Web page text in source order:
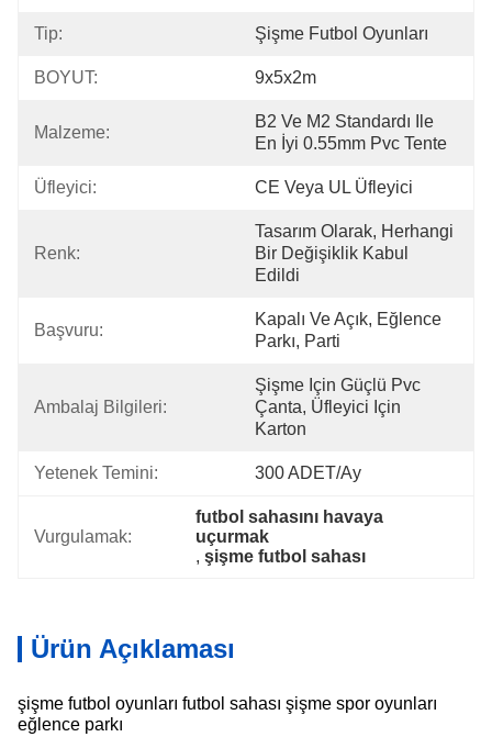
Tip: Şişme Futbol Oyunları
BOYUT: 9x5x2m
Malzeme:
B2 Ve M2 Standardı Ile
En İyi 0.55mm Pvc Tente
Üfleyici: CE Veya UL Üfleyici
Renk:
Tasarım Olarak, Herhangi
Bir Değişiklik Kabul
Edildi
Başvuru:
Kapalı Ve Açık, Eğlence
Parkı, Parti
Ambalaj Bilgileri:
Şişme Için Güçlü Pvc
Çanta, Üfleyici Için
Karton
Yetenek Temini: 300 ADET/Ay
Vurgulamak:
futbol sahasını havaya
uçurmak
, şişme futbol sahası
Ürün Açıklaması
şişme futbol oyunları futbol sahası şişme spor oyunları
eğlence parkı